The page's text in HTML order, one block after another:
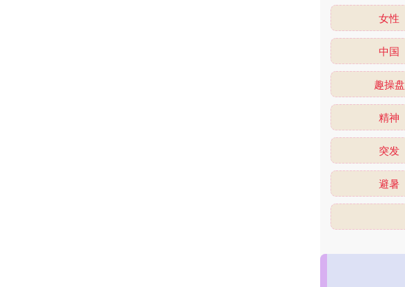
女性
中国
趣操盘
精神
突发
避暑